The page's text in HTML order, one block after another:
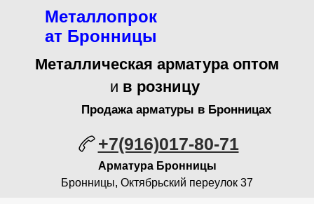
Металлопрок
ат Бронницы
Металлическая арматура оптом
и в розницу
Продажа арматуры в Бронницах
+7(916)017-80-71
Арматура Бронницы
Бронницы, Октябрьский переулок 37